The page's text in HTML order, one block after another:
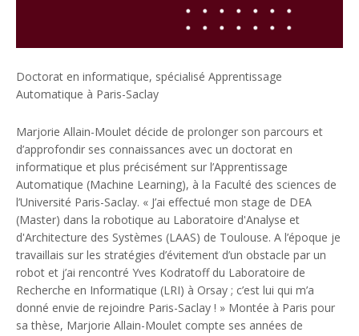
Doctorat en informatique, spécialisé Apprentissage
Automatique à Paris-Saclay
Marjorie Allain-Moulet décide de prolonger son parcours et
d’approfondir ses connaissances avec un doctorat en
informatique et plus précisément sur l’Apprentissage
Automatique (Machine Learning), à la Faculté des sciences de
l’Université Paris-Saclay. « J’ai effectué mon stage de DEA
(Master) dans la robotique au Laboratoire d'Analyse et
d'Architecture des Systèmes (LAAS) de Toulouse. A l’époque je
travaillais sur les stratégies d’évitement d’un obstacle par un
robot et j’ai rencontré Yves Kodratoff du Laboratoire de
Recherche en Informatique (LRI) à Orsay ; c’est lui qui m’a
donné envie de rejoindre Paris-Saclay ! » Montée à Paris pour
sa thèse, Marjorie Allain-Moulet compte ses années de